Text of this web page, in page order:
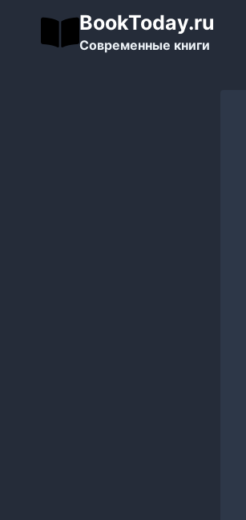
содержимому
BookToday.ru
Современные книги